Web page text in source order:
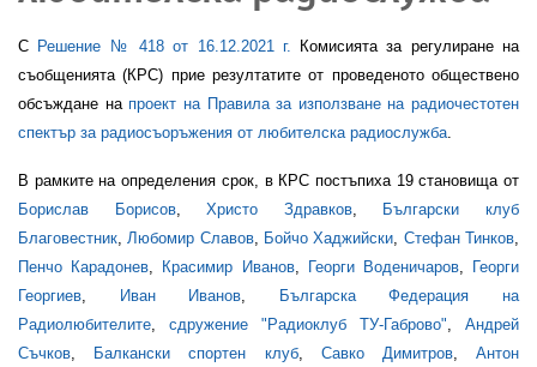
С Решение № 418 от 16.12.2021 г.
Комисията за регулиране на
съобщенията (КРС) прие резултатите от проведеното обществено
обсъждане на проект на Правила за използване на радиочестотен
спектър за радиосъоръжения от любителска радиослужба
В рамките на определения срок, в КРС постъпиха 19 становища от
Борислав Борисов,Христо Здравков,
Български клуб
Благовестник Любомир Славов, Бойчо Хаджийски Стефан Тинков
Пенчо Карадонев
Красимир Иванов, Георги Воденичаров,
Георги
Георгиев
Иван Иванов
Българска Федерация на
Радиолюбителите
сдружение "Радиоклуб ТУ-Габрово"
Андрей
Съчков
Балкански спортен клуб, Савко Димитров,Антон